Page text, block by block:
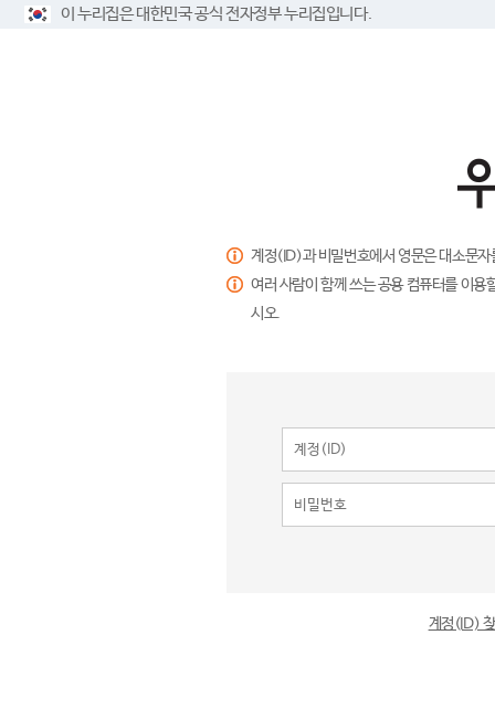
이 누리집은 대한민국 공식 전자정부 누리집입니다.
계정(ID)과 비밀번호에서 영문은 대소문
여러 사람이 함께 쓰는 공용 컴퓨터를 이
시오.
계정(ID)